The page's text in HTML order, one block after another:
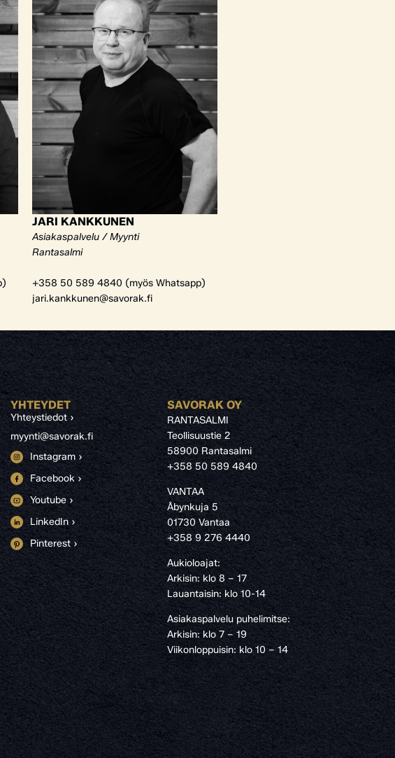
JARI KANKKUNEN
Asiakaspalvelu / Myynti
Rantasalmi
+358 50 589 4840 (myös Whatsapp)
jari.kankkunen@savorak.fi
YHTEYDET
Yhteystiedot ›
myynti@savorak.fi
Instagram ›
Facebook ›
Youtube ›
LinkedIn ›
Pinterest ›
SAVORAK OY
RANTASALMI
Teollisuustie 2
58900 Rantasalmi
+358 50 589 4840
VANTAA
Åbynkuja 5
01730 Vantaa
+358 9 276 4440
Aukioloajat:
Arkisin: klo 8 – 17
Lauantaisin: klo 10-14
Asiakaspalvelu puhelimitse:
Arkisin: klo 7 – 19
Viikonloppuisin: klo 10 – 14